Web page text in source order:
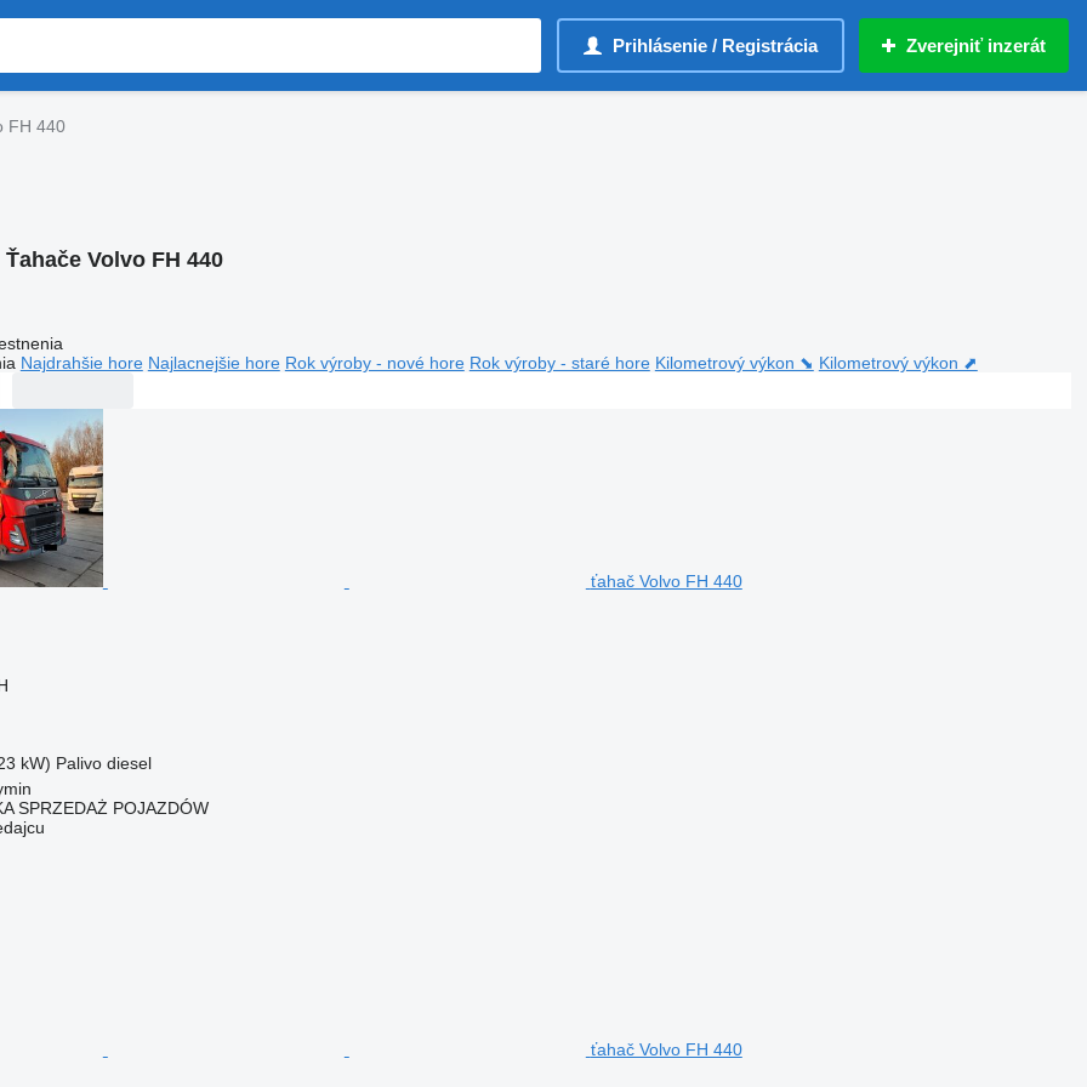
Prihlásenie / Registrácia Zverejniť inzerát
FH 440
Ťahače Volvo FH 440
Najdrahšie hore Najlacnejšie hore Rok výroby - nové hore Rok výroby - staré hore Kilometrový výkon ⬊ Kilometrový výkon ⬈
ťahač Volvo FH 440
kW) Palivo diesel
SPRZEDAŻ POJAZDÓW
ťahač Volvo FH 440